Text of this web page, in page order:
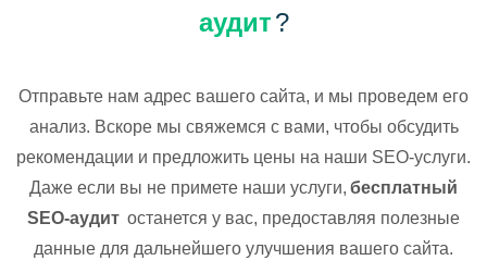
аудит?
Отправьте нам адрес вашего сайта, и мы проведем его
анализ. Вскоре мы свяжемся с вами, чтобы обсудить
рекомендации и предложить цены на наши SEO-услуги.
Даже если вы не примете наши услуги, бесплатный
SEO-аудит останется у вас, предоставляя полезные
данные для дальнейшего улучшения вашего сайта.